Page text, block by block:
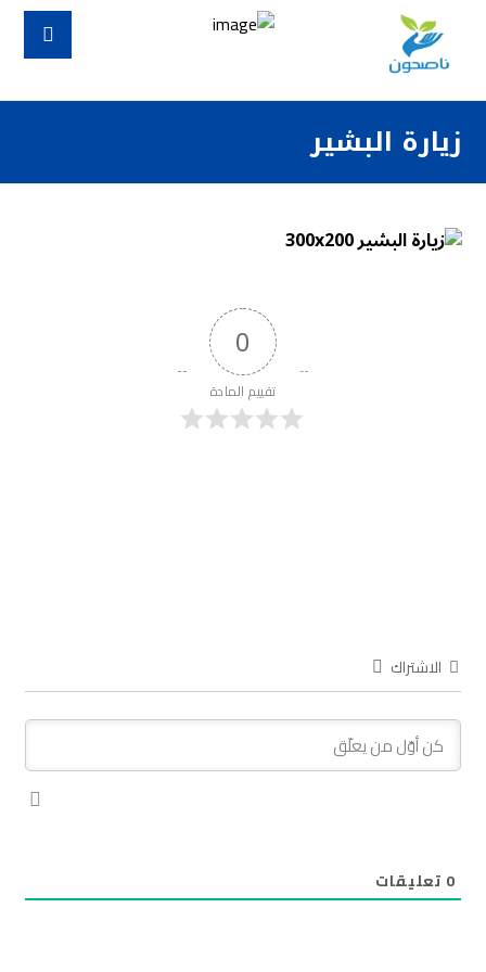
زيارة البشير
0
تقييم المادة
الاشتراك
0 تعليقات